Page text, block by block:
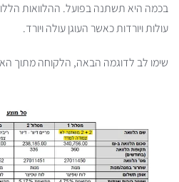
בכמה היא תשתנה בפועל. ההלוואות הללו
עולות ויורדות כאשר העוגן עולה ויורד.
שימו לב לדוגמה הבאה, הלקוחה מתוך